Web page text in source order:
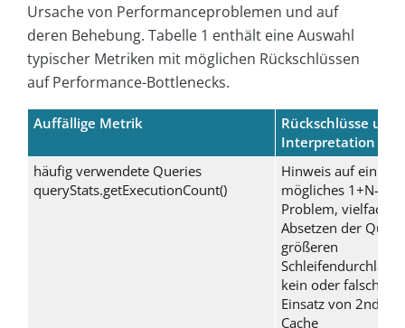
Ursache von Performanceproblemen und auf
deren Behebung. Tabelle 1 enthält eine Auswahl
typischer Metriken mit möglichen Rückschlüssen
auf Performance-Bottlenecks.
Auffällige Metrik
Rückschlüsse und
Interpretation
häufig verwendete Queries
queryStats.getExecutionCount()
Hinweis auf ein
mögliches 1+N-
Problem, vielfaches
Absetzen der
größeren
kein oder falscher
Einsatz von 2nd
Cache